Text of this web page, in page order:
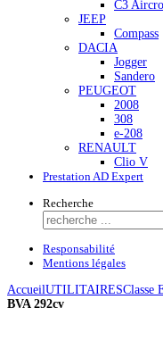
C3
JEEP
Compass
DACIA
Jogger
Sandero
PEUGEOT
2008
308
e-208
RENAULT
Clio V
Prestation AD Expert
Recherche
Responsabilité
Mentions légales
AccueilUTILITAIRESClasse
BVA 292cv